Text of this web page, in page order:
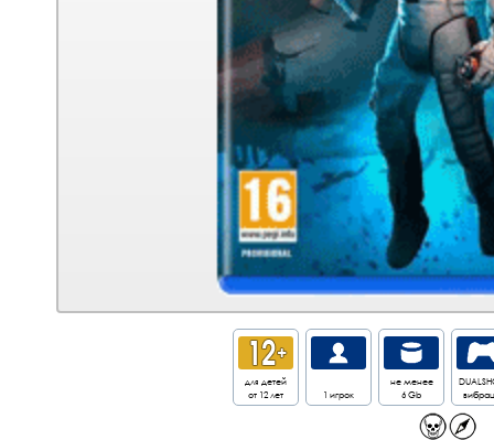
для детей
от 12 лет
1 игрок
не менее
6 Gb